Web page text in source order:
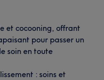
et cocooning, offrant
pour passer un
soin en toute
: soins et